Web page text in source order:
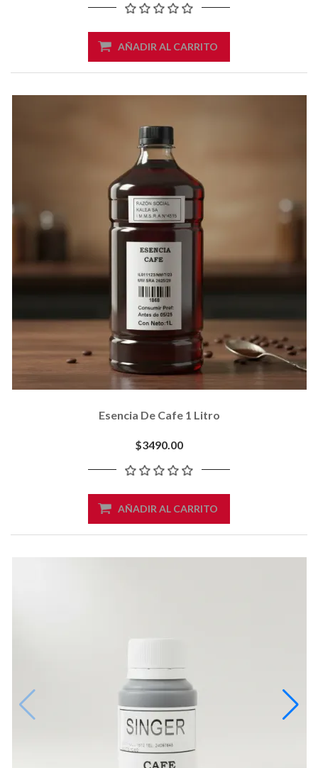
AÑADIR AL CARRITO
Esencia De Cafe 1 Litro
$3490.00
AÑADIR AL CARRITO